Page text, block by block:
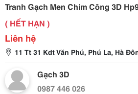
Tranh Gạch Men Chim Công 3D
( HẾT HẠN )
Liên hệ
11 Tt 31 Kdt Văn Phú, Phú La, Hà
Gạch 3D
0987 446 026